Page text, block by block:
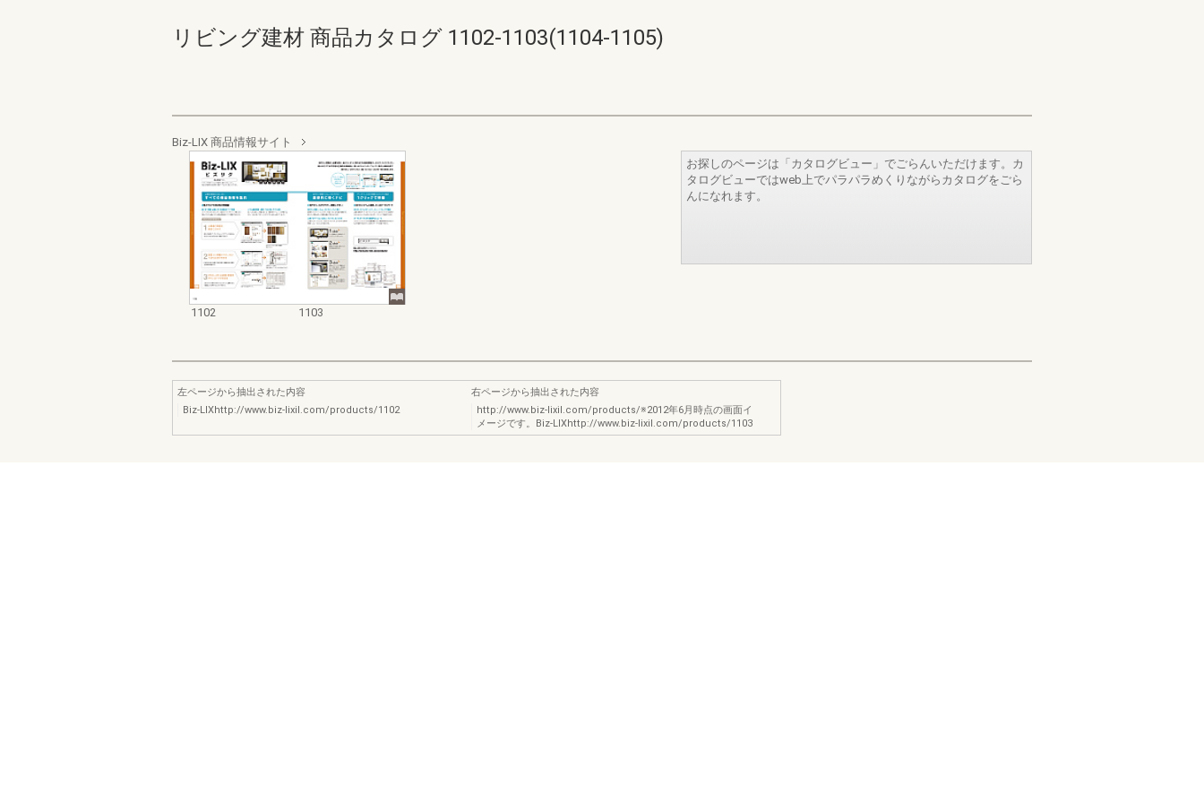
リビング建材 商品カタログ 1102-1103(1104-1105)
Biz-LIX 商品情報サイト
1102 1103
お探しのページは「カタログビュー」でごらんいただけます。カ
タログビューではweb上でパラパラめくりながらカタログをごら
んになれます。
左ページから抽出された内容
Biz-LIXhttp://www.biz-lixil.com/products/1102
右ページから抽出された内容
http://www.biz-lixil.com/products/※2012年6月時点の画面イ
メージです。Biz-LIXhttp://www.biz-lixil.com/products/1103